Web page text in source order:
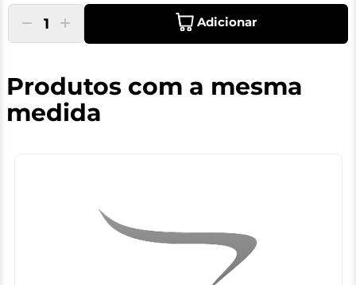
1 Adicionar
Produtos com a mesma
medida